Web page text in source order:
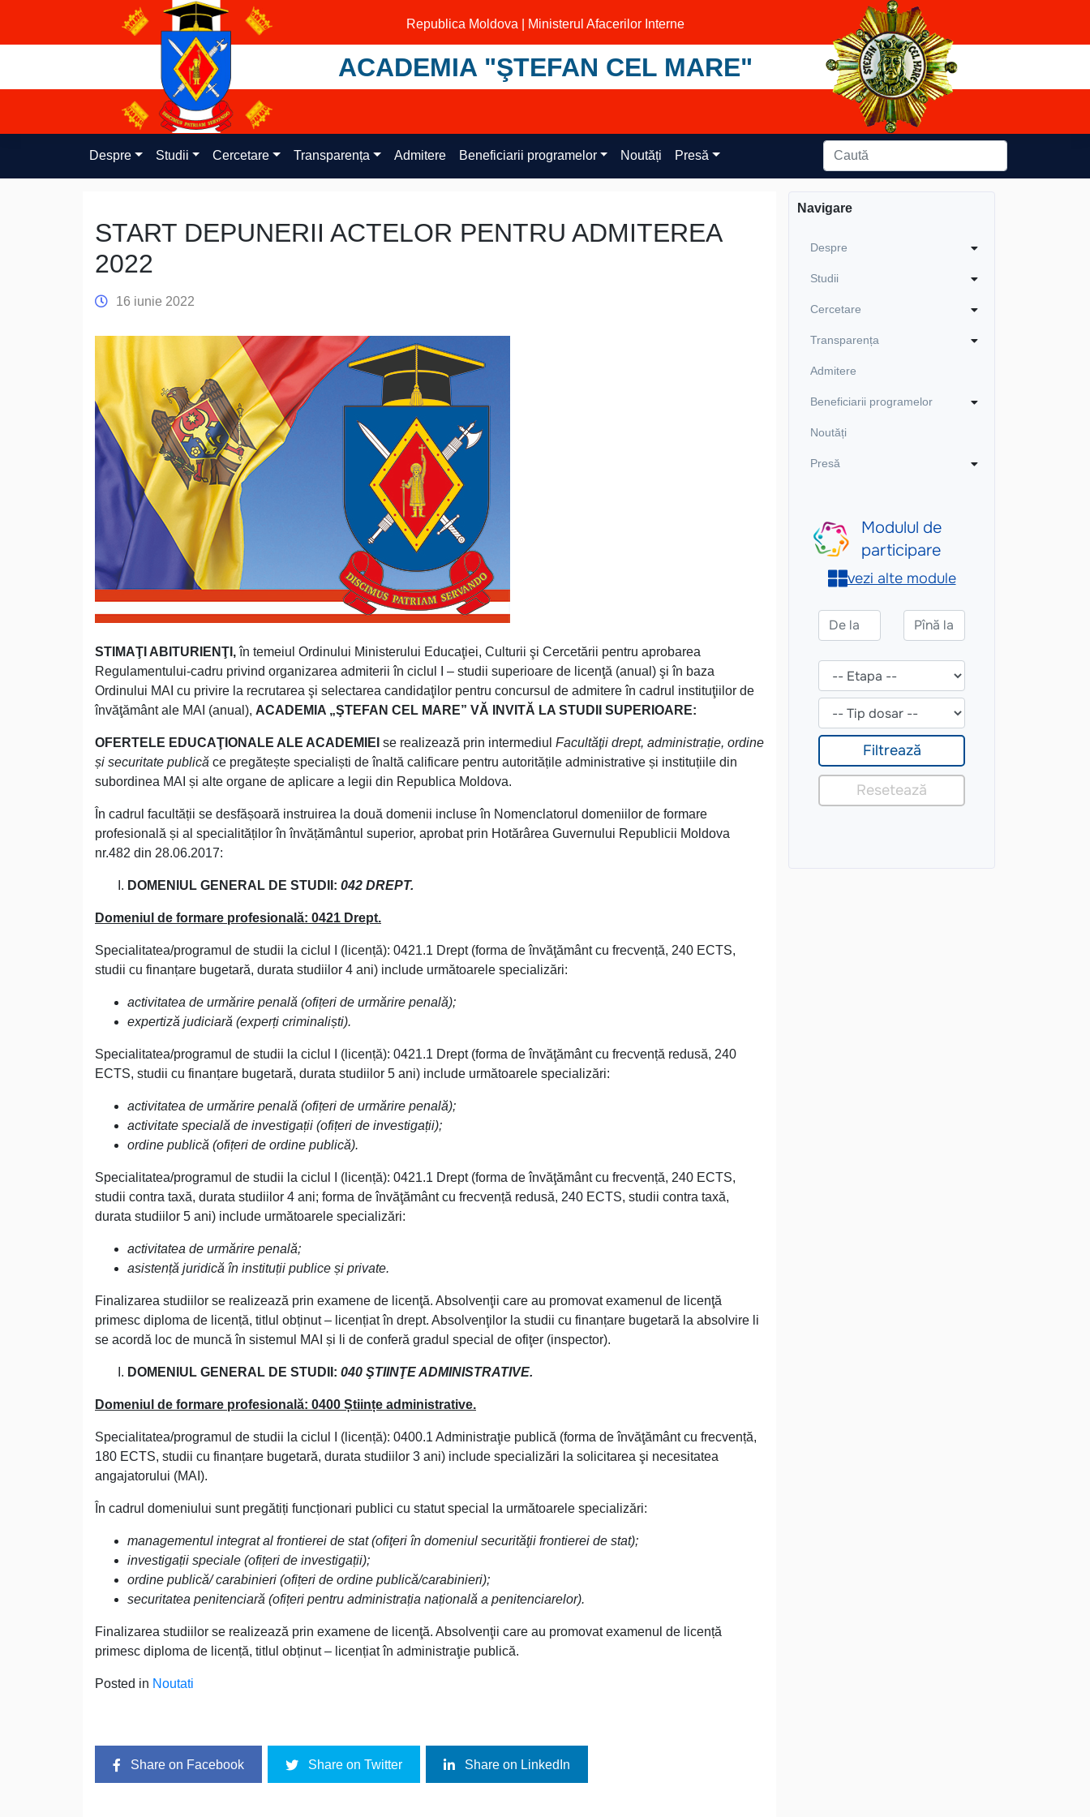
content
Republica Moldova | Ministerul Afacerilor Interne
ACADEMIA "ŞTEFAN CEL MARE"
Despre Studii Cercetare Transparența Admitere Beneficiarii programelor Noutăți Presă
START DEPUNERII ACTELOR PENTRU ADMITEREA
2022
16 iunie 2022
STIMAŢI ABITURIENŢI,în temeiul Ordinului Ministerului Educaţiei, Culturii şi Cercetării pentru aprobarea
Regulamentului-cadru privind organizarea admiterii în ciclul I – studii superioare de licenţă (anual) şi în baza
Ordinului MAI cu privire la recrutarea şi selectarea candidaţilor pentru concursul de admitere în cadrul instituţiilor de
învăţământ ale MAI (anual), ACADEMIA „ŞTEFAN CEL MARE” VĂ INVITĂ LA STUDII SUPERIOARE:
OFERTELE EDUCAŢIONALE ALE ACADEMIEI se realizează prin intermediul Facultăţii drept, administrație, ordine
și securitate publică ce pregătește specialiști de înaltă calificare pentru autoritățile administrative și instituțiile din
subordinea MAI și alte organe de aplicare a legii din Republica Moldova.
În cadrul facultății se desfășoară instruirea la două domenii incluse în Nomenclatorul domeniilor de formare
profesională și al specialităților în învățământul superior, aprobat prin Hotărârea Guvernului Republicii Moldova
nr.482 din 28.06.2017:
DOMENIUL GENERAL DE STUDII: 042 DREPT.
Domeniul de formare profesională: 0421 Drept.
Specialitatea/programul de studii la ciclul I (licență): 0421.1 Drept (forma de învăţământ cu frecvență, 240 ECTS,
studii cu finanțare bugetară, durata studiilor 4 ani) include următoarele specializări:
activitatea de urmărire penală (ofițeri de urmărire penală);
expertiză judiciară (experți criminaliști).
Specialitatea/programul de studii la ciclul I (licență): 0421.1 Drept (forma de învăţământ cu frecvență redusă, 240
ECTS, studii cu finanțare bugetară, durata studiilor 5 ani) include următoarele specializări:
activitatea de urmărire penală (ofițeri de urmărire penală);
activitate specială de investigații (ofițeri de investigații);
ordine publică (ofițeri de ordine publică).
Specialitatea/programul de studii la ciclul I (licență): 0421.1 Drept (forma de învăţământ cu frecvență, 240 ECTS,
studii contra taxă, durata studiilor 4 ani; forma de învăţământ cu frecvență redusă, 240 ECTS, studii contra taxă,
durata studiilor 5 ani) include următoarele specializări:
activitatea de urmărire penală;
asistență juridică în instituții publice și private.
Finalizarea studiilor se realizează prin examene de licenţă. Absolvenţii care au promovat examenul de licenţă
primesc diploma de licență, titlul obținut – licențiat în drept. Absolvenţilor la studii cu finanțare bugetară la absolvire li
se acordă loc de muncă în sistemul MAI și li de conferă gradul special de ofiţer (inspector).
DOMENIUL GENERAL DE STUDII: 040 ŞTIINŢE ADMINISTRATIVE.
Domeniul de formare profesională: 0400 Științe administrative.
Specialitatea/programul de studii la ciclul I (licență): 0400.1 Administraţie publică (forma de învăţământ cu frecvență,
180 ECTS, studii cu finanțare bugetară, durata studiilor 3 ani) include specializări la solicitarea şi necesitatea
angajatorului (MAI).
În cadrul domeniului sunt pregătiți funcționari publici cu statut special la următoarele specializări:
managementul integrat al frontierei de stat (ofiţeri în domeniul securităţii frontierei de stat);
investigații speciale (ofițeri de investigații);
ordine publică/ carabinieri (ofițeri de ordine publică/carabinieri);
securitatea penitenciară (ofițeri pentru administrația națională a penitenciarelor).
Finalizarea studiilor se realizează prin examene de licenţă. Absolvenţii care au promovat examenul de licență
primesc diploma de licență, titlul obținut – licențiat în administraţie publică.
Posted in Noutati
Share on Facebook Share on Twitter Share on LinkedIn
Navigare
Despre
Studii
Cercetare
Transparența
Admitere
Beneficiarii programelor
Noutăți
Presă